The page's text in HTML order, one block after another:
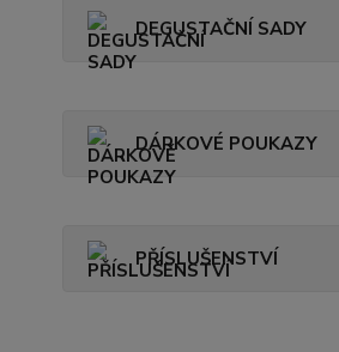
DEGUSTAČNÍ SADY
DÁRKOVÉ POUKAZY
PŘÍSLUŠENSTVÍ